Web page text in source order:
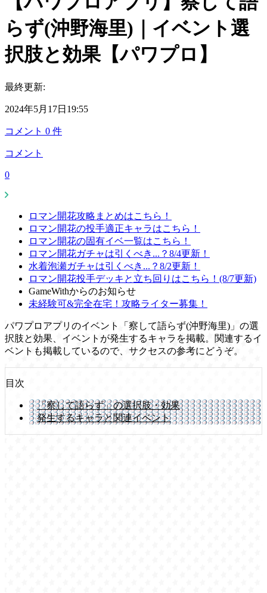
らず(沖野海里)｜イベント選
択肢と効果【パワプロ】
最終更新:
2024年5月17日19:55
コメント 0 件
コメント
0
ロマン開花攻略まとめはこちら！
ロマン開花の投手適正キャラはこちら！
ロマン開花の固有イベ一覧はこちら！
ロマン開花ガチャは引くべき...？8/4更新！
水着泡瀬ガチャは引くべき...？8/2更新！
ロマン開花投手デッキと立ち回りはこちら！(8/7更新)
GameWithからのお知らせ
未経験可&完全在宅！攻略ライター募集！
パワプロアプリのイベント「察して語らず(沖野海里)」の選
択肢と効果、イベントが発生するキャラを掲載。関連するイ
ベントも掲載しているので、サクセスの参考にどうぞ。
目次
「察して語らず」の選択肢・効果
発生するキャラと関連イベント